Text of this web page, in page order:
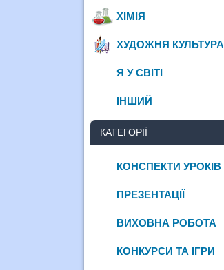
ХІМІЯ
ХУДОЖНЯ КУЛЬТУРА
Я У СВІТІ
ІНШИЙ
КАТЕГОРІЇ
КОНСПЕКТИ УРОКІВ
ПРЕЗЕНТАЦІЇ
ВИХОВНА РОБОТА
КОНКУРСИ ТА ІГРИ